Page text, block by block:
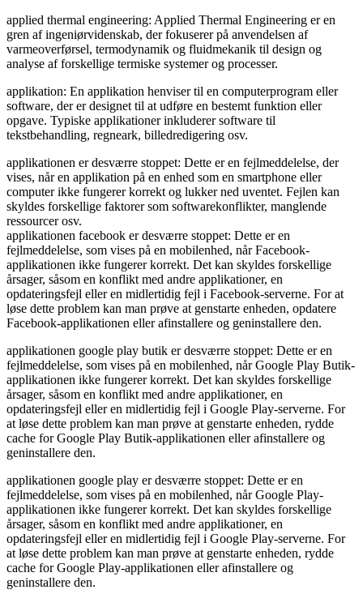
applied thermal engineering: Applied Thermal Engineering er en
gren af ingeniørvidenskab, der fokuserer på anvendelsen af
varmeoverførsel, termodynamik og fluidmekanik til design og
analyse af forskellige termiske systemer og processer.
applikation: En applikation henviser til en computerprogram eller
software, der er designet til at udføre en bestemt funktion eller
opgave. Typiske applikationer inkluderer software til
tekstbehandling, regneark, billedredigering osv.
applikationen er desværre stoppet: Dette er en fejlmeddelelse, der
vises, når en applikation på en enhed som en smartphone eller
computer ikke fungerer korrekt og lukker ned uventet. Fejlen kan
skyldes forskellige faktorer som softwarekonflikter, manglende
ressourcer osv.
applikationen facebook er desværre stoppet: Dette er en
fejlmeddelelse, som vises på en mobilenhed, når Facebook-
applikationen ikke fungerer korrekt. Det kan skyldes forskellige
årsager, såsom en konflikt med andre applikationer, en
opdateringsfejl eller en midlertidig fejl i Facebook-serverne. For at
løse dette problem kan man prøve at genstarte enheden, opdatere
Facebook-applikationen eller afinstallere og geninstallere den.
applikationen google play butik er desværre stoppet: Dette er en
fejlmeddelelse, som vises på en mobilenhed, når Google Play Butik-
applikationen ikke fungerer korrekt. Det kan skyldes forskellige
årsager, såsom en konflikt med andre applikationer, en
opdateringsfejl eller en midlertidig fejl i Google Play-serverne. For
at løse dette problem kan man prøve at genstarte enheden, rydde
cache for Google Play Butik-applikationen eller afinstallere og
geninstallere den.
applikationen google play er desværre stoppet: Dette er en
fejlmeddelelse, som vises på en mobilenhed, når Google Play-
applikationen ikke fungerer korrekt. Det kan skyldes forskellige
årsager, såsom en konflikt med andre applikationer, en
opdateringsfejl eller en midlertidig fejl i Google Play-serverne. For
at løse dette problem kan man prøve at genstarte enheden, rydde
cache for Google Play-applikationen eller afinstallere og
geninstallere den.